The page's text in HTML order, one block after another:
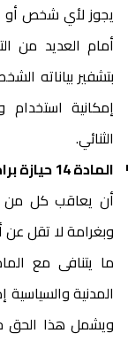
يجوز لأي شخص أو
أمام العديد من
بتشفير بياناته
إمكانية استخدام
الثنائي.
المادة 14 حيازة برامج فك الترميز واستعمالها
أن يعاقب كل من
وبغرامة لا تقل عن
المدنية
ويشمل هذا الحق